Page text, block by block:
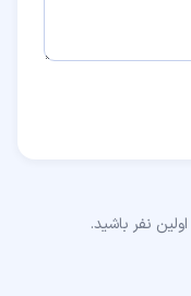
نفر باشید.